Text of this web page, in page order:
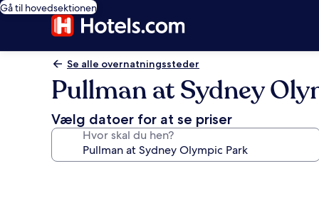
Gå til hovedsektionen
Se alle overnatningssteder
Pullman at Sydney
Vælg datoer for at se priser
Hvor skal du hen?